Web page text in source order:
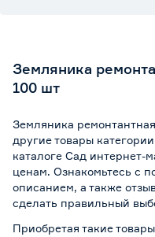
Земляника
100 шт
Земляника
другие товары
каталоге Сад интернет-
ценам. Ознакомьтесь с
описанием, а также
сделать правильный
Приобретая такие